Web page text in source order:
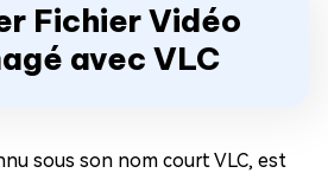
Fichier Vidéo
avec VLC
sous son nom court VLC, est